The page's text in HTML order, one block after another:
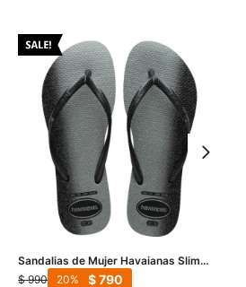
Sandalias de Mujer Havaianas Slim
Gloss - Negro
$ 990 $790
20